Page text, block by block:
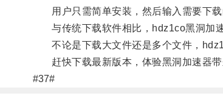
用户只需简单安装，然后输入需要下载
与传统下载软件相比，hdz1co黑洞加速
不论是下载大文件还是多个文件，
赶快下载最新版本，体验黑洞加速器带
#37#